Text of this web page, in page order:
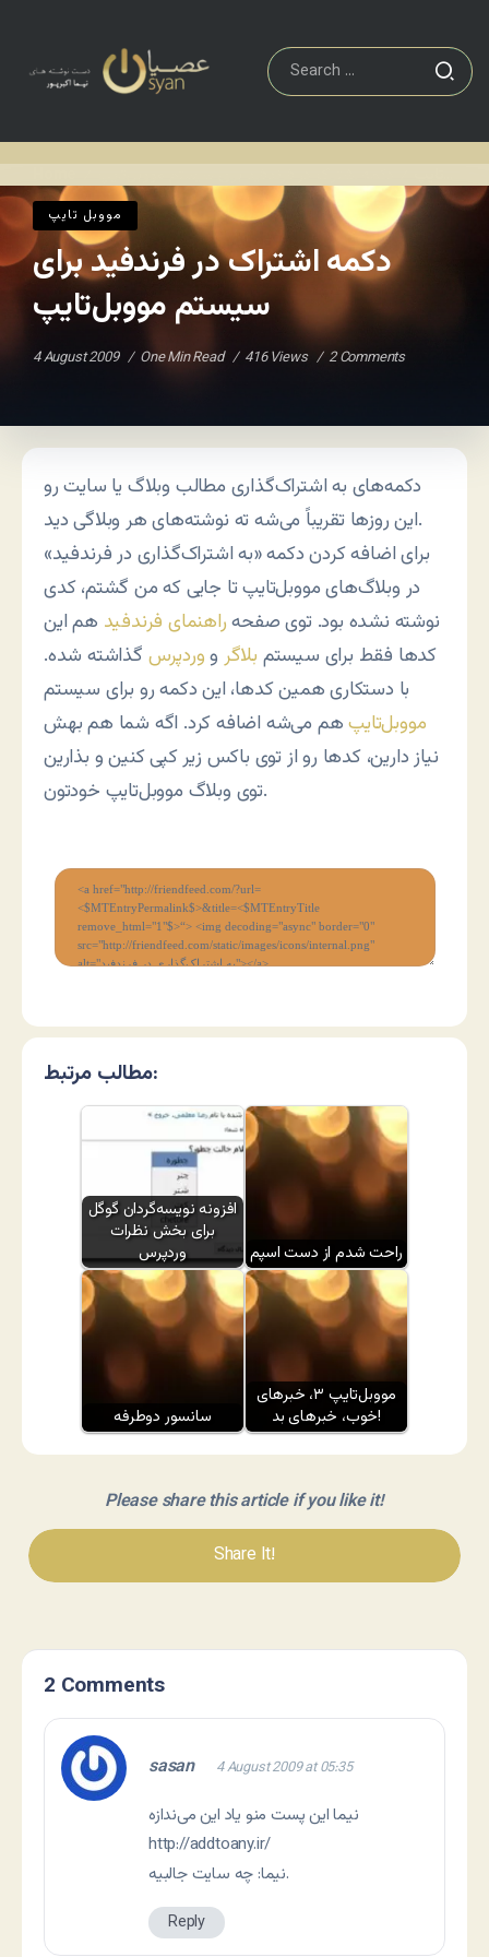
مووبل تايپ
دکمه اشتراک در فرندفید برای
سیستم مووبل‌تایپ
4 August 2009 One Min Read 416 Views 2 Comments
دکمه‌های به اشتراک‌گذاری مطالب وبلاگ یا سایت رو
این روزها تقریباً می‌شه ته نوشته‌های هر وبلاگی دید.
برای اضافه کردن دکمه «به اشتراک‌گذاری در فرندفید»
در وبلاگ‌های مووبل‌تایپ تا جایی که من گشتم، کدی
نوشته نشده بود. توی صفحهراهنمای فرندفید هم این
کدها فقط برای سیستم بلاگر ووردپرس گذاشته شده.
با دستکاری همین کدها، این دکمه رو برای سیستم
مووبل‌تایپهم می‌شه اضافه کرد. اگه شما هم بهش
نیاز دارین، کدها رو از توی باکس زیر کپی کنین و بذارین
توی وبلاگ مووبل‌تایپ خودتون.
مطالب مرتبط:
افزونه نویسه‌گردان گوگل
برای بخش نظرات
وردپرس
راحت شدم از دست اسپم
سانسور دوطرفه
مووبل‌تایپ ۳، خبرهای
خوب، خبرهای بد!
Please share this article if you like it!
Share It!
2 Comments
sasan 4 August 2009 at 05:35
نیما این پست منو یاد این می‌ندازه
http://addtoany.ir/
نیما: چه سایت جالبیه.
Reply